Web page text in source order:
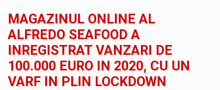
MAGAZINUL ONLINE AL
ALFREDO SEAFOOD A
INREGISTRAT VANZARI DE
100.000 EURO IN 2020, CU UN
VARF IN PLIN LOCKDOWN